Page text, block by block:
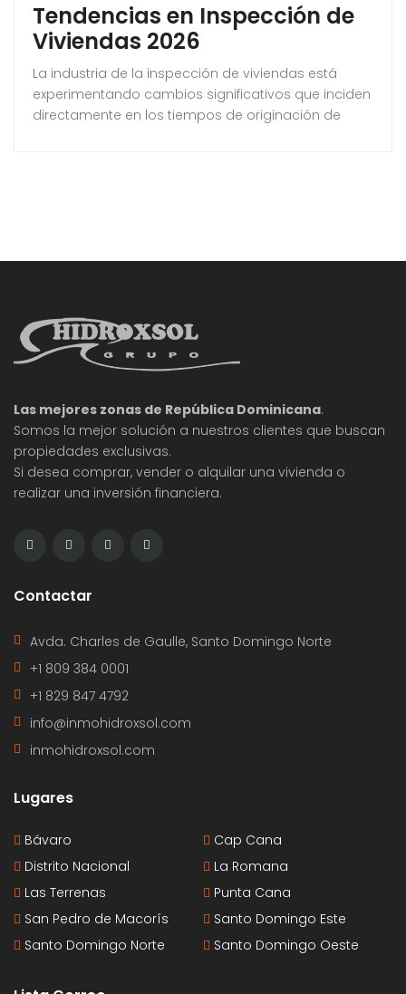
Tendencias en Inspección de
Viviendas 2026
La industria de la inspección de viviendas está
experimentando cambios significativos que inciden
directamente en los tiempos de originación de
que
Las mejores zonas de República Dominicana.
Somos la mejor solución a nuestros clientes que buscan
propiedades exclusivas.
Si desea comprar, vender o alquilar una vivienda o
realizar una inversión financiera.
Contactar
Avda. Charles de Gaulle, Santo Domingo Norte
+1 809 384 0001
+1 829 847 4792
info@inmohidroxsol.com
inmohidroxsol.com
Lugares
Bávaro
Cap Cana
Distrito Nacional
La Romana
Las Terrenas
Punta Cana
San Pedro de Macorís
Santo Domingo Este
Santo Domingo Norte
Santo Domingo Oeste